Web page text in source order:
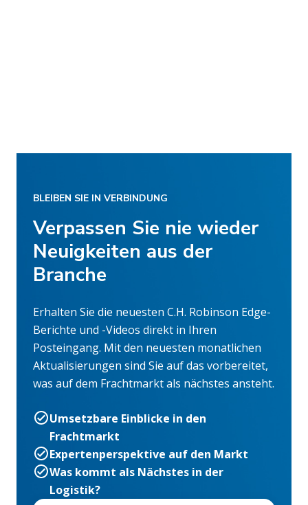
BLEIBEN SIE IN VERBINDUNG
Verpassen Sie nie wieder
Neuigkeiten aus der
Branche
Erhalten Sie die neuesten C.H. Robinson Edge-
Berichte und -Videos direkt in Ihren
Posteingang. Mit den neuesten monatlichen
Aktualisierungen sind Sie auf das vorbereitet,
was auf dem Frachtmarkt als nächstes ansteht.
Umsetzbare Einblicke in den
Frachtmarkt
Expertenperspektive auf den Markt
Was kommt als Nächstes in der
Logistik?